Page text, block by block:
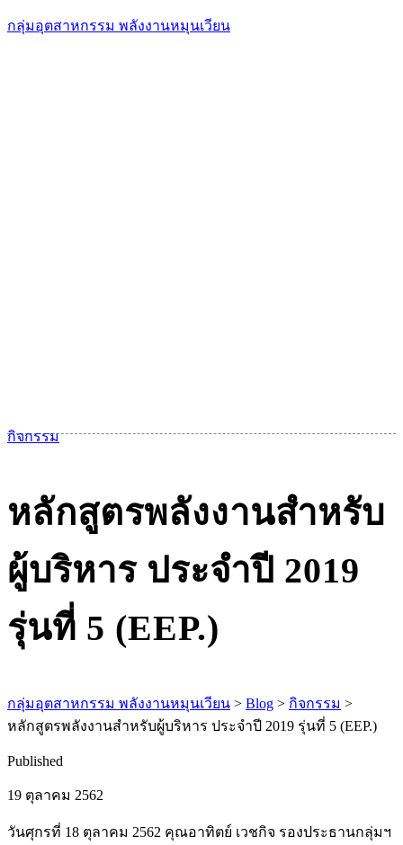
กลุ่มอุตสาหกรรม พลังงานหมุนเวียน
เ
กิจกรรม
หลักสูตรพลังงานสำหรับ
ผู้บริหาร ประจำปี 2019
รุ่นที่ 5 (EEP.)
กลุ่มอุตสาหกรรม พลังงานหมุนเวียน > Blog > กิจกรรม >
หลักสูตรพลังงานสำหรับผู้บริหาร ประจำปี 2019 รุ่นที่ 5 (EEP.)
Published
19 ตุลาคม 2562
วันศุกรที่ 18 ตุลาคม 2562 คุณอาทิตย์ เวชกิจ รองประธานกลุ่มฯ